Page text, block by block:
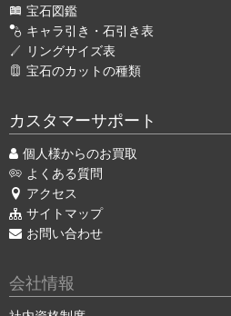
宝石図鑑
キャラ引き・石引き表
リングサイズ表
宝石のカットの種類
カスタマーサポート
個人様からのお買取
よくある質問
アクセス
サイトマップ
お問い合わせ
会社情報